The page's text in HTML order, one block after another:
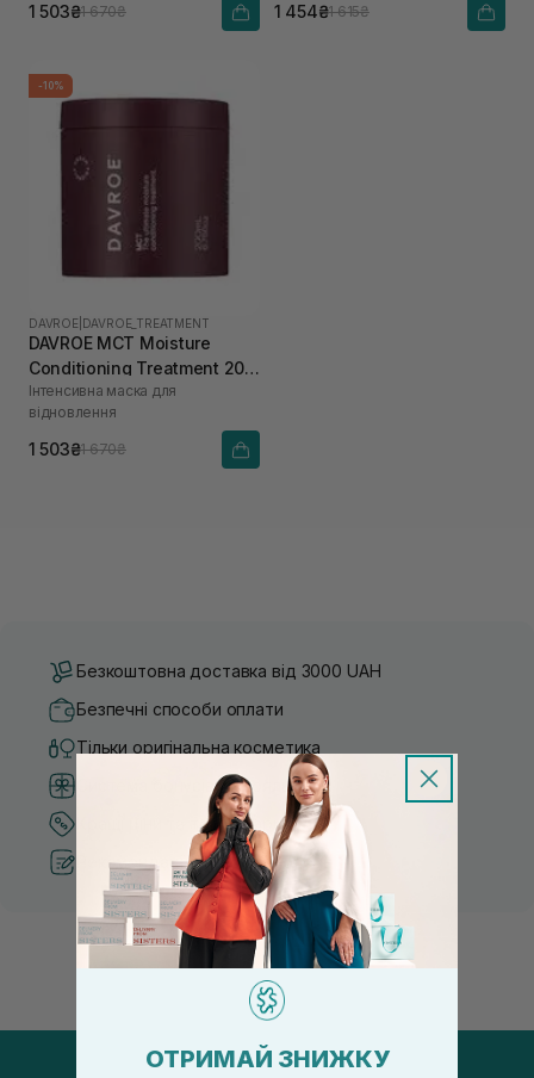
1 503₴1 670₴ 1 454₴1 615₴
-10%
DAVROE DAVROE_TREATMENT
DAVROE MСT Moisture
Conditioning Treatment 200
мл
Інтенсивна маска для
відновлення
1 503₴1 670₴
Безкоштовна доставка від 3000 UAH
Безпечні способи оплати
Тільки оригінальна косметика
Система бонусів та лояльності
Кращі ціни та топ товари
Рекомендації від косметологів
ОТРИМАЙ ЗНИЖКУ